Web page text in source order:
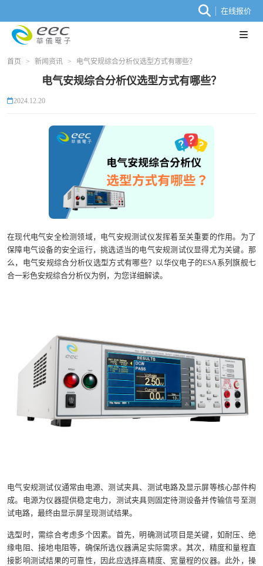
在线报价
首页 > 新闻资讯 > 电气安规综合分析仪选型方式有哪些？
电气安规综合分析仪选型方式有哪些？
2024.12.20
在现代电气安全检测领域，电气安规测试仪发挥着至关重要的作用。为了
保障电气设备的安全运行，挑选适当的电气安规测试仪显得尤为关键。那
么，电气安规综合分析仪选型方式有哪些？以华仪电子的ESA系列旗舰七
合一彩色安规综合分析仪为例，为您详细解读。
电气安规测试仪通常由电源、测试夹具、测试电路及显示屏等核心部件构
成。电源为仪器提供稳定电力，测试夹具则固定待测设备并传输信号至测
试电路，最终由显示屏呈现测试结果。
选型时，需综合考虑多个因素。首先，明确测试项目是关键，如耐压、绝
缘电阻、接地电阻等，确保所选仪器满足实际需求。其次，精度和量程直
接影响测试结果的可靠性，因此应选择高精度、宽量程的仪器。此外，操